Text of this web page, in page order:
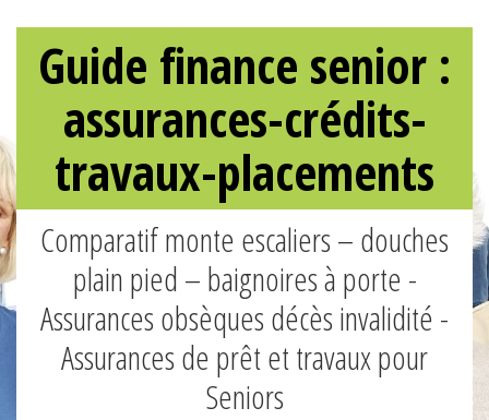
Guide finance senior :
assurances-crédits-
travaux-placements
Comparatif monte escaliers – douches
plain pied – baignoires à porte -
Assurances obsèques décès invalidité -
Assurances de prêt et travaux pour
Seniors